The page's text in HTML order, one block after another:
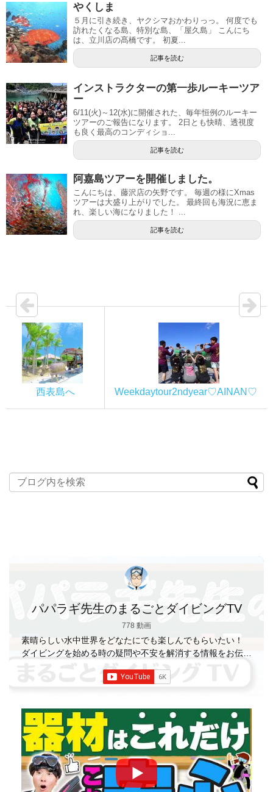
やくしま
５月に引き続き、ヤクシマおかわりっっ。 何度でも
訪れたくなる島、特別な島、「屋久島」 こんにち
は、立川店の髙橋です。 初夏...
記事を読む
インストラクターの第一歩ルーキーツア
ー
6/11(火)～12(水)に開催された、毎年恒例のルーキー
ツアーのご報告になります。 2日とも快晴、透視度
も良く最高のコンディショ...
記事を読む
阿嘉島ツアーを開催しました。
こんにちは、藤沢店の矢野です。 毎週の様にXmas
ツアーは大盛り上がりでした。 最終回も海況に恵ま
れ、楽しい海になりました！ ...
記事を読む
西表島へ Weekdaytour2ndyear♡AINAN♡
パパラギ先生のまるごとダイビングTV
778 動画
素晴らしい水中世界をどなたにでも楽しんでもらいたい！
ダイビングを始める時の疑問や不安を解消する情報をお伝え
業の国内最大規模のスキューバダイビングスクール。 PADI
の初心者ダイビングライセンス認定実績。 常駐のプロイン
ストラクターは40名ほど。 【初心者からプロレベルま
で！】 年間ファンダイブ開催数は1,000本を超え、初心者の
方でも安心して潜れるような初心者向けツアーを毎週開催
中！ 2021年マリンダイビング大賞
「講習が上手なダ
イビングスクール」部門
「教え方がうまいインストラク